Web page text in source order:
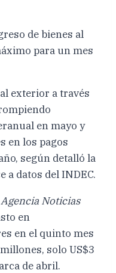
de bienes al
para un mes
exterior a través
en mayo y
en los pagos
según detalló la
a datos del INDEC.
Agencia Noticias
en
en el quinto mes
solo US$3
de abril.